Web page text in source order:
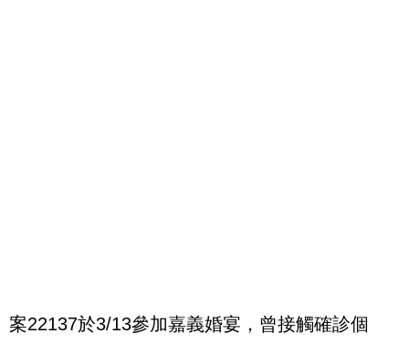
案22137於3/13參加嘉義婚宴，曾接觸確診個